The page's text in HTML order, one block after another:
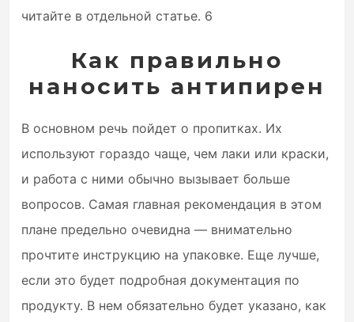
читайте в отдельной статье. 6
Как правильно
наносить антипирен
В основном речь пойдет о пропитках. Их
используют гораздо чаще, чем лаки или краски,
и работа с ними обычно вызывает больше
вопросов. Самая главная рекомендация в этом
плане предельно очевидна — внимательно
прочтите инструкцию на упаковке. Еще лучше,
если это будет подробная документация по
продукту. В нем обязательно будет указано, как